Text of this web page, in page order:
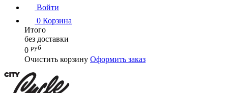
Войти
0 Корзина
Итого
без доставки
0 руб
Очистить корзину Оформить заказ